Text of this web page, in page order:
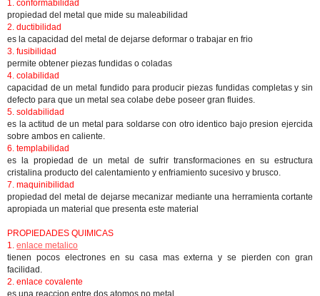
1. conformabilidad
propiedad del metal que mide su maleabilidad
2. ductibilidad
es la capacidad del metal de dejarse deformar o trabajar en frio
3. fusibilidad
permite obtener piezas fundidas o coladas
4. colabilidad
capacidad de un metal fundido para producir piezas fundidas completas y sin
defecto para que un metal sea colabe debe poseer gran fluides.
5. soldabilidad
es la actitud de un metal para soldarse con otro identico bajo presion ejercida
sobre ambos en caliente.
6. templabilidad
es la propiedad de un metal de sufrir transformaciones en su estructura
cristalina producto del calentamiento y enfriamiento sucesivo y brusco.
7. maquinibilidad
propiedad del metal de dejarse mecanizar mediante una herramienta cortante
apropiada un material que presenta este material
PROPIEDADES QUIMICAS
1. enlace metalico
tienen pocos electrones en su casa mas externa y se pierden con gran
facilidad.
2. enlace covalente
es una reaccion entre dos atomos no metal